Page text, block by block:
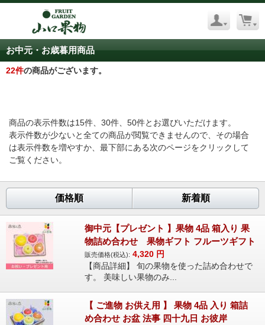
お中元・お歳暮用商品
22件の商品がございます。
商品の表示件数は15件、30件、50件とお選びいただけます。
表示件数が少ないと全ての商品が閲覧できませんので、その場合
は表示件数を増やすか、最下部にある次のページをクリックして
ご覧ください。
価格順 新着順
御中元【プレゼント 】果物 4品 箱入り 果
物詰め合わせ 果物ギフト フルーツギフト
販売価格(税込): 4,320 円
【商品詳細】 旬の果物を使った詰め合わせで
す。 美味しい果物のみ...
【 ご進物 お供え用 】 果物 4品 入り 箱詰
め合わせ お盆 法事 四十九日 お彼岸